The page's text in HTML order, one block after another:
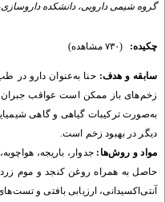
گروه شیمی دارویی، دانشکده
چکیده: (۷۳۰ مشاهده)
سابقه و هدف: حنا به‌عنوان دارو در
زخم‌‏های باز ممکن است عواقب
به‌‏صورت ترکیبات گیاهی و گاهی
دیگر در بهبود زخم است.
مواد و روش‌‏ها: جدوار، باریجه،
حاصل به همراه روغن کنجد و موم
آنتی‌اکسیدانی، ارزیابی بافتی و